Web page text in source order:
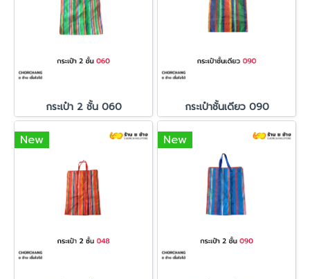
กระเป๋า 2 ชั้น 060 กระเป๋าชั้นเดียว 090
New New